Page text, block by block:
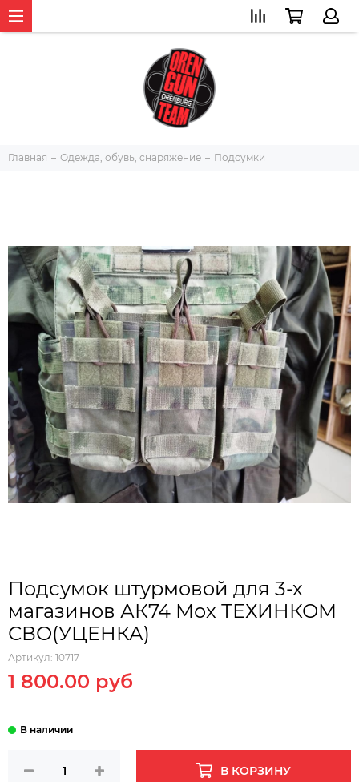
Главная Одежда, обувь, снаряжение Подсумки
Подсумок штурмовой для 3-х
магазинов АК74 Мох ТЕХИНКОМ
СВО(УЦЕНКА)
Артикул: 10717
1 800.00 руб
В КОРЗИНУ